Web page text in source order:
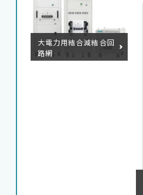
大電力用結合減結合回
路網